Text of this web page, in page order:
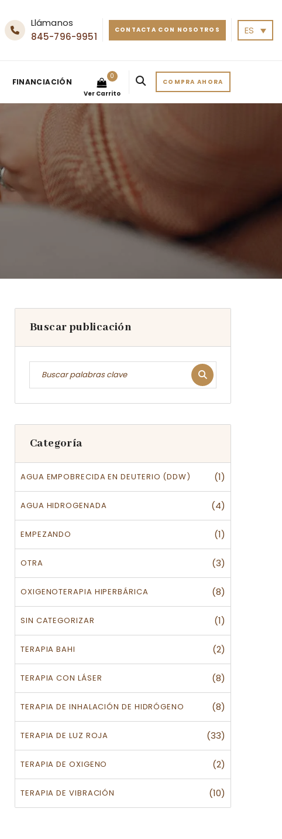
Llámanos
845-796-9951
CONTACTA CON NOSOTROS ES
FINANCIACIÓN
Ver Carrito
0
COMPRA AHORA
Buscar publicación
Categoría
AGUA EMPOBRECIDA EN DEUTERIO (DDW) (1)
AGUA HIDROGENADA (4)
EMPEZANDO (1)
OTRA (3)
OXIGENOTERAPIA HIPERBÁRICA (8)
SIN CATEGORIZAR (1)
TERAPIA BAHI (2)
TERAPIA CON LÁSER (8)
TERAPIA DE INHALACIÓN DE HIDRÓGENO (8)
TERAPIA DE LUZ ROJA (33)
TERAPIA DE OXIGENO (2)
TERAPIA DE VIBRACIÓN (10)